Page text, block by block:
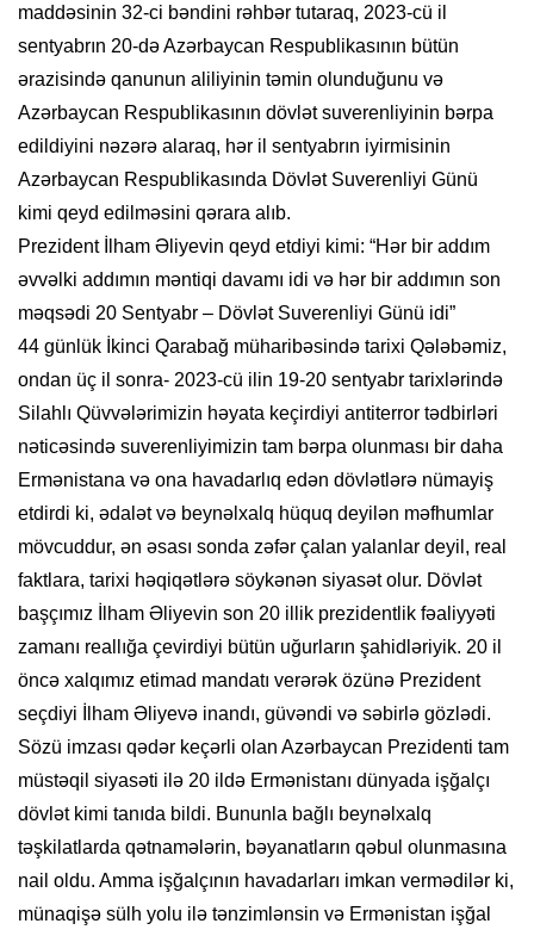
maddəsinin 32-ci bəndini rəhbər tutaraq, 2023-cü il
sentyabrın 20-də Azərbaycan Respublikasının bütün
ərazisində qanunun aliliyinin təmin olunduğunu və
Azərbaycan Respublikasının dövlət suverenliyinin bərpa
edildiyini nəzərə alaraq, hər il sentyabrın iyirmisinin
Azərbaycan Respublikasında Dövlət Suverenliyi Günü
kimi qeyd edilməsini qərara alıb.
Prezident İlham Əliyevin qeyd etdiyi kimi: “Hər bir addım
əvvəlki addımın məntiqi davamı idi və hər bir addımın son
məqsədi 20 Sentyabr – Dövlət Suverenliyi Günü idi”
44 günlük İkinci Qarabağ müharibəsində tarixi Qələbəmiz,
ondan üç il sonra- 2023-cü ilin 19-20 sentyabr tarixlərində
Silahlı Qüvvələrimizin həyata keçirdiyi antiterror tədbirləri
nəticəsində suverenliyimizin tam bərpa olunması bir daha
Ermənistana və ona havadarlıq edən dövlətlərə nümayiş
etdirdi ki, ədalət və beynəlxalq hüquq deyilən məfhumlar
mövcuddur, ən əsası sonda zəfər çalan yalanlar deyil, real
faktlara, tarixi həqiqətlərə söykənən siyasət olur. Dövlət
başçımız İlham Əliyevin son 20 illik prezidentlik fəaliyyəti
zamanı reallığa çevirdiyi bütün uğurların şahidləriyik. 20 il
öncə xalqımız etimad mandatı verərək özünə Prezident
seçdiyi İlham Əliyevə inandı, güvəndi və səbirlə gözlədi.
Sözü imzası qədər keçərli olan Azərbaycan Prezidenti tam
müstəqil siyasəti ilə 20 ildə Ermənistanı dünyada işğalçı
dövlət kimi tanıda bildi. Bununla bağlı beynəlxalq
təşkilatlarda qətnamələrin, bəyanatların qəbul olunmasına
nail oldu. Amma işğalçının havadarları imkan vermədilər ki,
münaqişə sülh yolu ilə tənzimlənsin və Ermənistan işğal